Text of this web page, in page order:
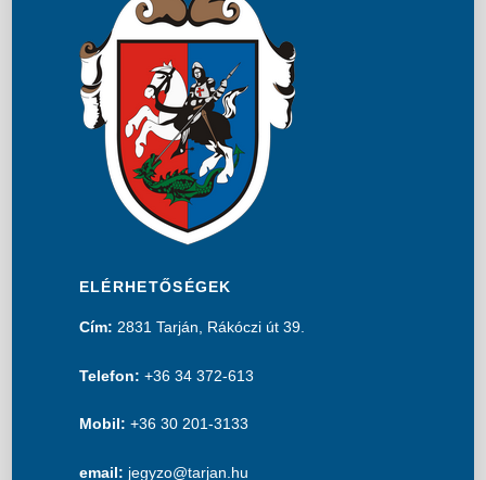
ELÉRHETŐSÉGEK
Cím: 2831 Tarján, Rákóczi út 39.
Telefon: +36 34 372-613
Mobil: +36 30 201-3133
email: jegyzo@tarjan.hu